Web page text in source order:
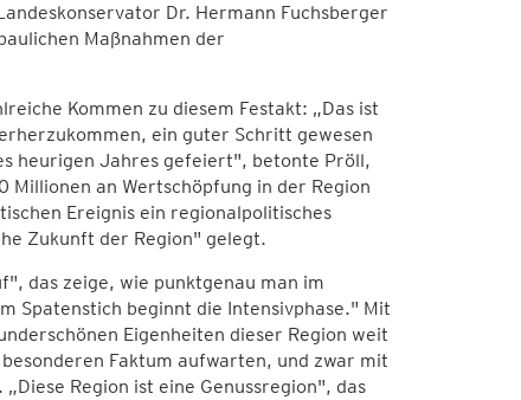
Dr. Hermann Fuchsberger
Maßnahmen der
Kommen zu diesem Festakt: „Das ist
ein guter Schritt gewesen
heurigen Jahres gefeiert", betonte Pröll,
Millionen an Wertschöpfung in der Region
Ereignis ein regionalpolitisches
Zukunft der Region" gelegt.
das zeige, wie punktgenau man im
Spatenstich beginnt die Intensivphase." Mit
Eigenheiten dieser Region weit
Faktum aufwarten, und zwar mit
Region ist eine Genussregion", das